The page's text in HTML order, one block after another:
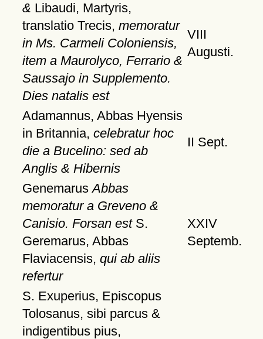
& Libaudi, Martyris,
translatio Trecis, memoratur
in Ms. Carmeli Coloniensis,
item a Maurolyco, Ferrario &
Saussajo in Supplemento.
Dies natalis est
VIII
Augusti.
Adamannus, Abbas Hyensis
in Britannia, celebratur hoc
die a Bucelino: sed ab
Anglis & Hibernis
II Sept.
GenemarusAbbas
memoratur a Greveno &
Canisio. Forsan estS.
Geremarus, Abbas
Flaviacensis, qui ab aliis
refertur
XXIV
Septemb.
S. Exuperius, Episcopus
Tolosanus, sibi parcus &
indigentibus pius,